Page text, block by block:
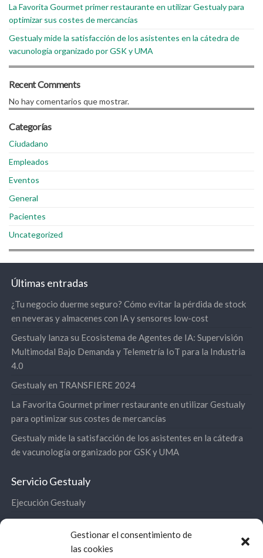
Gestionar el consentimiento de
las cookies
La Favorita Gourmet primer restaurante en utilizar Gestualy para
optimizar sus costes de mercancías
Gestualy mide la satisfacción de los asistentes en la cátedra de
vacunología organizado por GSK y UMA
Recent Comments
No hay comentarios que mostrar.
Categorías
Ciudadano
Empleados
Eventos
General
Pacientes
Uncategorized
Últimas entradas
¿Tu negocio duerme seguro? Cómo evitar la pérdida de stock
en neveras y almacenes con IA y sensores low-cost
Gestualy lanza su Ecosistema de Agentes de IA: Supervisión
Multimodal Bajo Demanda y Telemetría IoT para la Industria
4.0
Gestualy en TRANSFIERE 2024
La Favorita Gourmet primer restaurante en utilizar Gestualy
para optimizar sus costes de mercancías
Gestualy mide la satisfacción de los asistentes en la cátedra
de vacunología organizado por GSK y UMA
Servicio Gestualy
Ejecución Gestualy
Panel de Control